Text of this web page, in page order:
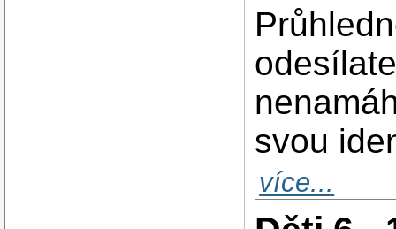
svou
více...